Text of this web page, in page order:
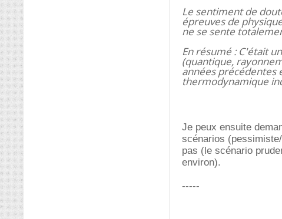
Le sentiment de
épreuves de
ne se sente
En résumé : C'était
(quantique,
années précédentes
thermodynamique
Je peux ensuite
scénarios
pas (le scénario
environ).
-----